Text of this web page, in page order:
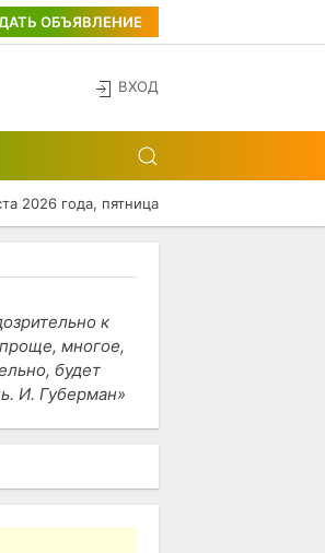
ОБЪЯВЛЕНИЕ
ВХОД
2026 года, пятница
к
многое,
будет
И. Губерман